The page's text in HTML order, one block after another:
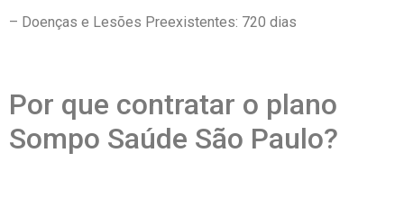
– Doenças e Lesões Preexistentes: 720 dias
Por que contratar o plano
Sompo Saúde São Paulo?